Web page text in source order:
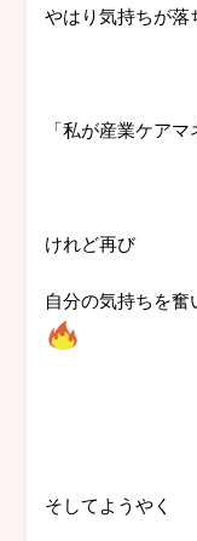
やはり気持ちが落
「私が産業ケア
けれど再び
自分の気持ちを
そしてようやく